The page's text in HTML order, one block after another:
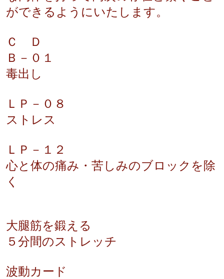
ができるようにいたします。
Ｃ Ｄ
Ｂ－０１
毒出し
ＬＰ－０８
ストレス
ＬＰ－１２
心と体の痛み・苦しみのブロックを除
く
大腿筋を鍛える
５分間のストレッチ
波動カード